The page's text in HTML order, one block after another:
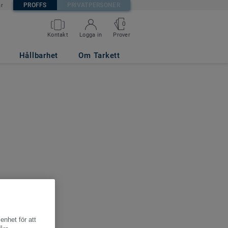
PROFFS PRIVATPERSONER
Kontakt Logga in
0
Prover
Hållbarhet Om Tarkett
för att